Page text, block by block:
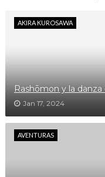
AKIRA KUROSAWA
Rashōmon y la
Jan 17, 2024
AVENTURAS